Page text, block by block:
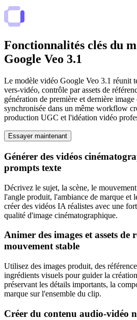
Fonctionnalités clés du
Google Veo 3.1
Le modèle vidéo Google Veo 3.1 réunit
vers-vidéo, contrôle par assets de
génération de première et dernière
synchronisée dans un même workflow
production UGC et l'idéation vidéo
Essayer maintenant
Générer des vidéos
prompts texte
Décrivez le sujet, la scène, le
l'angle produit, l'ambiance de marque et
créer des vidéos IA réalistes avec une
qualité d'image cinématographique.
Animer des images et assets de
mouvement stable
Utilisez des images produit, des
ingrédients visuels pour guider la
préservant les détails importants, la
marque sur l'ensemble du clip.
Créer du contenu audio-vidéo